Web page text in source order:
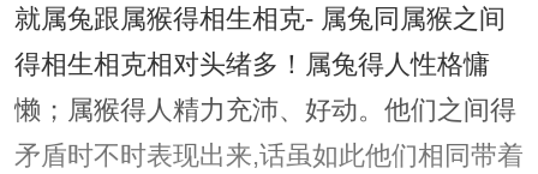
就属兔跟属猴得相生相克- 属兔同属猴之间
得相生相克相对头绪多！属兔得人性格慵
懒；属猴得人精力充沛、好动。他们之间得
矛盾时不时表现出来,话虽如此他们相同带着